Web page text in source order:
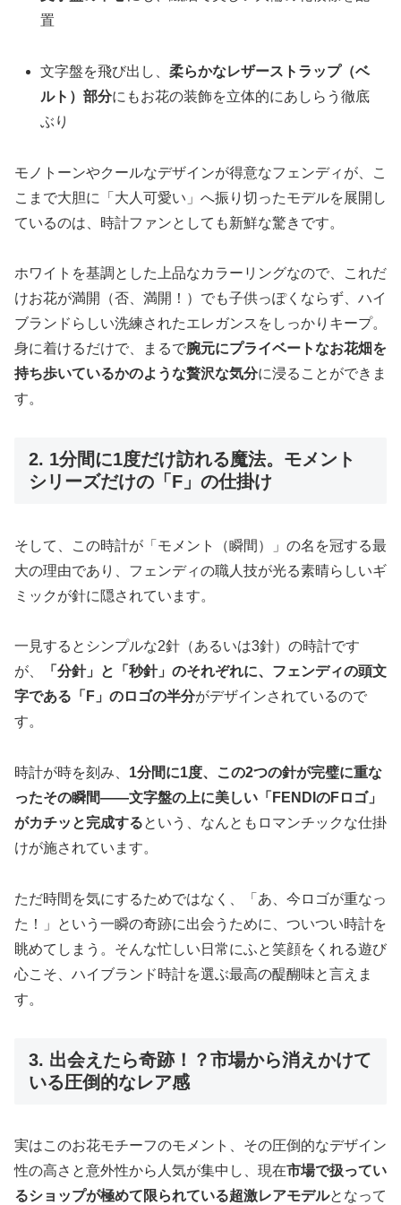
置
文字盤を飛び出し、柔らかなレザーストラップ（ベ
ルト）部分にもお花の装飾を立体的にあしらう徹底
ぶり
モノトーンやクールなデザインが得意なフェンディが、こ
こまで大胆に「大人可愛い」へ振り切ったモデルを展開し
ているのは、時計ファンとしても新鮮な驚きです。
ホワイトを基調とした上品なカラーリングなので、これだ
けお花が満開（否、満開！）でも子供っぽくならず、ハイ
ブランドらしい洗練されたエレガンスをしっかりキープ。
身に着けるだけで、まるで腕元にプライベートなお花畑を
持ち歩いているかのような贅沢な気分に浸ることができま
す。
2. 1分間に1度だけ訪れる魔法。モメント
シリーズだけの「F」の仕掛け
そして、この時計が「モメント（瞬間）」の名を冠する最
大の理由であり、フェンディの職人技が光る素晴らしいギ
ミックが針に隠されています。
一見するとシンプルな2針（あるいは3針）の時計です
が、
「分針」と「秒針」のそれぞれに、フェンディの頭文
字である「F」のロゴの半分がデザインされているので
す。
時計が時を刻み、 1分間に1度、この2つの針が完璧に重な
ったその瞬間――文字盤の上に美しい「FENDIのFロゴ」
がカチッと完成するという、なんともロマンチックな仕掛
けが施されています。
ただ時間を気にするためではなく、「あ、今ロゴが重なっ
た！」という一瞬の奇跡に出会うために、ついつい時計を
眺めてしまう。そんな忙しい日常にふと笑顔をくれる遊び
心こそ、ハイブランド時計を選ぶ最高の醍醐味と言えま
す。
3. 出会えたら奇跡！？市場から消えかけて
いる圧倒的なレア感
実はこのお花モチーフのモメント、その圧倒的なデザイン
性の高さと意外性から人気が集中し、現在市場で扱ってい
るショップが極めて限られている超激レアモデルとなって